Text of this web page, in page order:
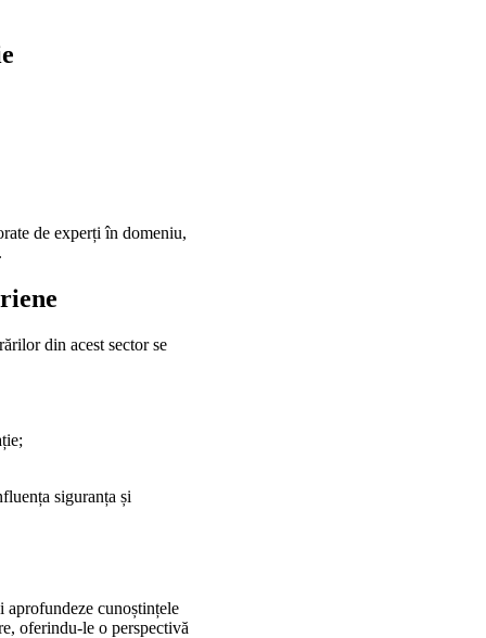
de experți în domeniu,
.
din acest sector se
siguranța și
cunoștințele
oferindu-le o perspectivă